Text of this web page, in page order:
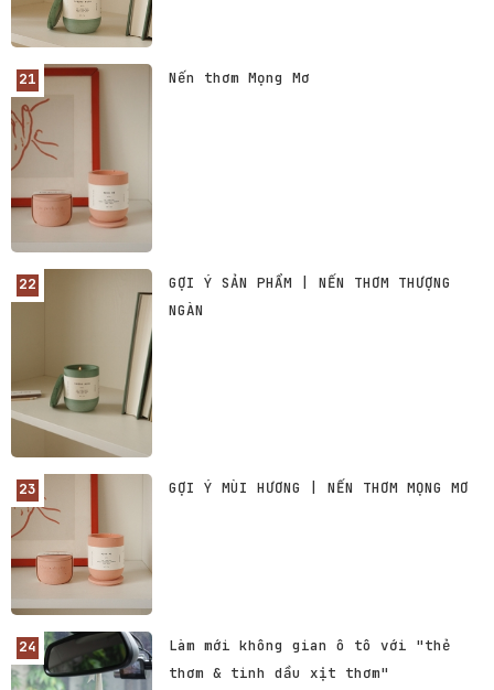
Nến thơm Mọng Mơ
GỢI Ý SẢN PHẨM | NẾN THƠM THƯỢNG
NGÀN
GỢI Ý MÙI HƯƠNG | NẾN THƠM MỌNG MƠ
Làm mới không gian ô tô với "thẻ
thơm & tinh dầu xịt thơm"